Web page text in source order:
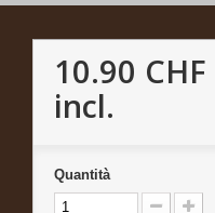
10.90 CHF
incl.
Quantità